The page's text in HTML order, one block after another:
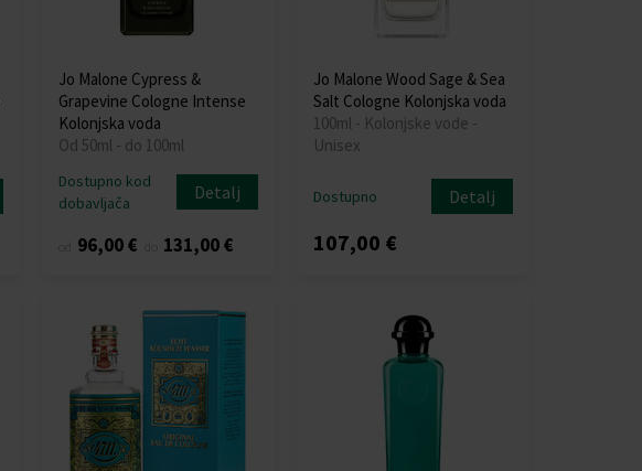
Jo Malone Cypress &
Grapevine Cologne Intense
Kolonjska voda
Od 50ml - do 100ml
Dostupno kod
dobavljača
Detalj
96,00 € 131,00 €
Jo Malone Wood Sage & Sea
Salt Cologne Kolonjska voda
100ml - Kolonjske vode -
Unisex
Dostupno Detalj
107,00 €